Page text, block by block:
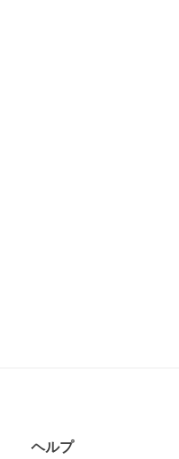
ヘルプ